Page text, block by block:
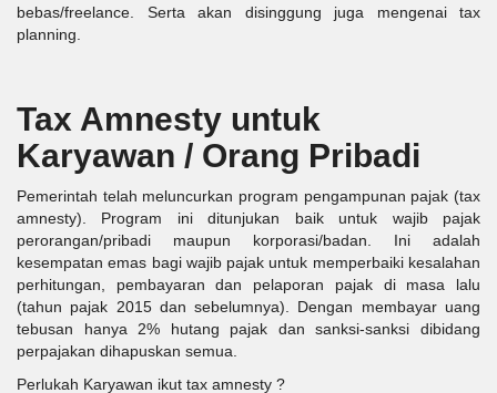
bebas/freelance. Serta akan disinggung juga mengenai tax
planning.
Tax Amnesty untuk
Karyawan / Orang Pribadi
Pemerintah telah meluncurkan program pengampunan pajak (tax
amnesty). Program ini ditunjukan baik untuk wajib pajak
perorangan/pribadi maupun korporasi/badan. Ini adalah
kesempatan emas bagi wajib pajak untuk memperbaiki kesalahan
perhitungan, pembayaran dan pelaporan pajak di masa lalu
(tahun pajak 2015 dan sebelumnya). Dengan membayar uang
tebusan hanya 2% hutang pajak dan sanksi-sanksi dibidang
perpajakan dihapuskan semua.
Perlukah Karyawan ikut tax amnesty ?